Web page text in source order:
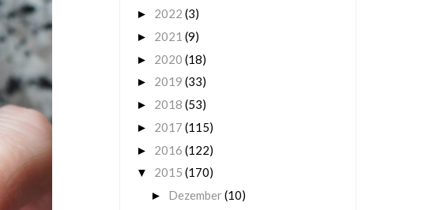
► 2022 (3)
► 2021 (9)
► 2020 (18)
► 2019 (33)
► 2018 (53)
► 2017 (115)
► 2016 (122)
▼ 2015 (170)
► Dezember(10)